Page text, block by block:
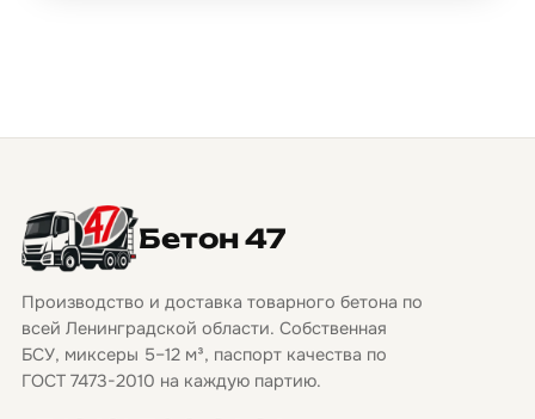
Бетон 47
Производство и доставка товарного бетона по
всей Ленинградской области. Собственная
БСУ, миксеры 5–12 м³, паспорт качества по
ГОСТ 7473-2010 на каждую партию.